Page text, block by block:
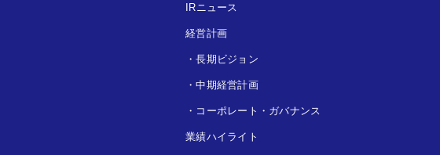
IRニュース
経営計画
・長期ビジョン
・中期経営計画
・ コーポレート・ガバナンス
業績ハイライト